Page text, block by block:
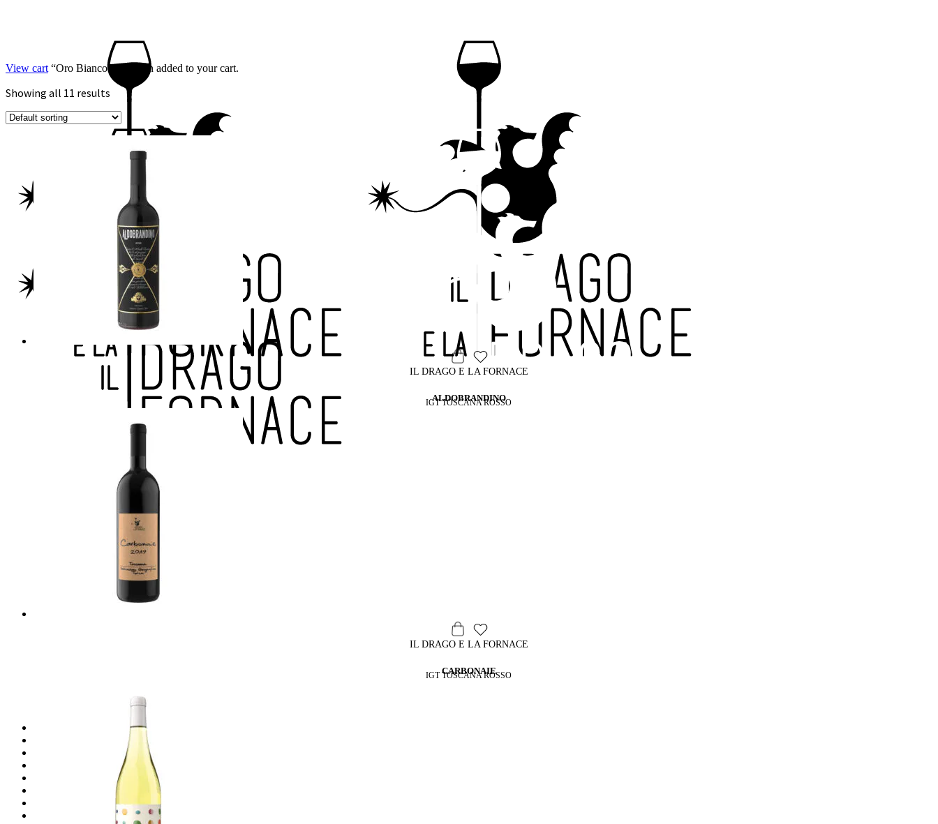
View cart “Oro Bianco” has been added to your cart.
Showing all 11 results
IL DRAGO E LA FORNACE
ALDOBRANDINO
IGT TOSCANA ROSSO
IL DRAGO E LA FORNACE
CARBONAIE
IGT TOSCANA ROSSO